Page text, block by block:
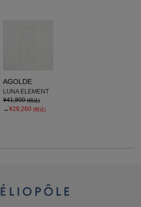
AGOLDE
LUNA ELEMENT
¥41,800(税込)
→¥29,260(税込)